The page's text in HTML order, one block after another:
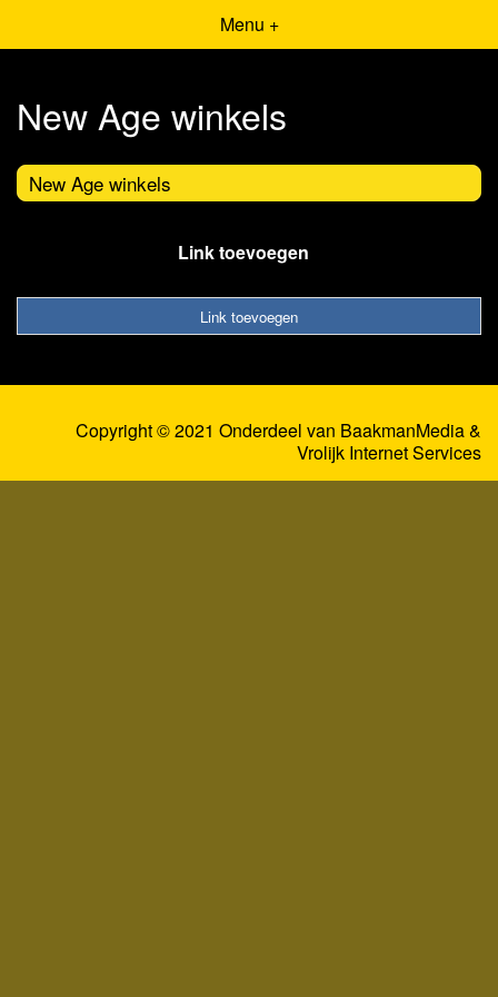
Menu +
New Age winkels
New Age winkels
Link toevoegen
Link toevoegen
Copyright © 2021 Onderdeel van BaakmanMedia&
Vrolijk Internet Services